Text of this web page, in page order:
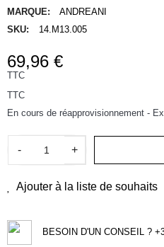
MARQUE:
ANDREANI
SKU:
14.M13.005
69,96 €
TTC
TTC
En cours de réapprovisionnement -
- +
Ajouter à la liste de souhaits
BESOIN D'UN CONSEIL ?